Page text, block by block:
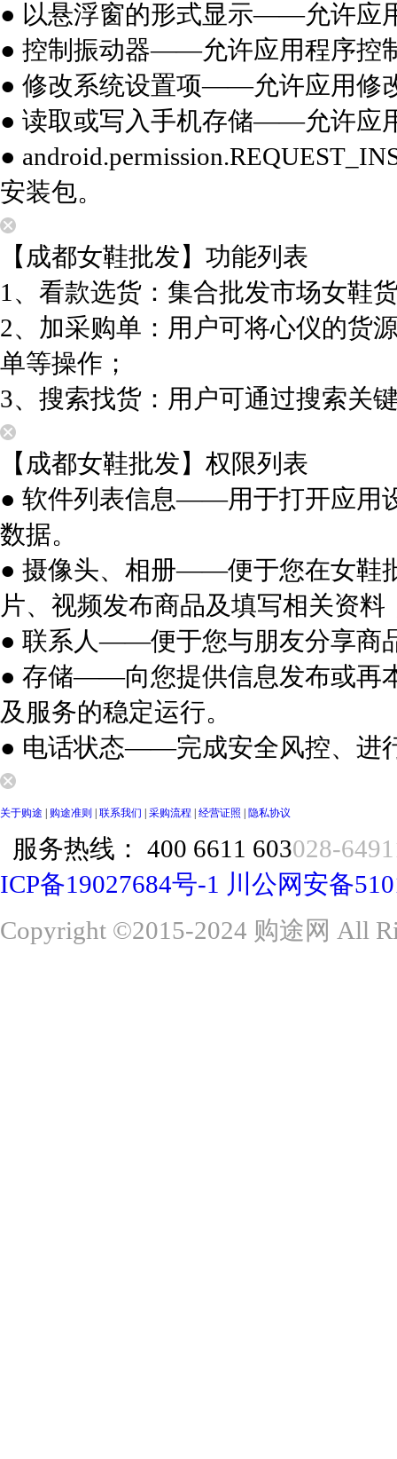
● 以悬浮窗的形式显示——允许应
● 控制振动器——允许应用程序控
● 修改系统设置项——允许应用修
● 读取或写入手机存储——允许应
●
安装包。
【成都女鞋批发】功能列表
1、看款选货：集合批发市场女鞋
2、加采购单：用户可将心仪的货
单等操作；
3、搜索找货：用户可通过搜索关
【成都女鞋批发】权限列表
● 软件列表信息——用于打开应用
数据。
● 摄像头、相册——便于您在女鞋
片、视频发布商品及填写相关资
● 联系人——便于您与朋友分享商
● 存储——向您提供信息发布或再
及服务的稳定运行。
● 电话状态——完成安全风控、进
关于购途 购途准则 联系我们 采购流程 经营证照 隐私协议
服务热线： 400 6611 603028-
ICP备19027684号-1 川公网安备
Copyright ©2015-2024 购途网 All